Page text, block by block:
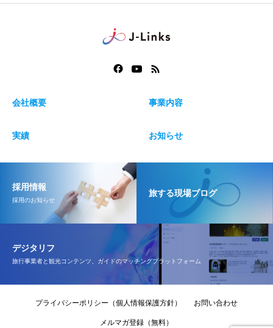
会社概要 事業内容
実績 お知らせ
採用情報
採用のお知らせ
旅する現場ブログ
デジタリフ
旅行事業者と観光コンテンツ、ガイドのマッチングプラットフォーム
プライバシーポリシー（個人情報保護方針） お問い合わせ
メルマガ登録（無料）